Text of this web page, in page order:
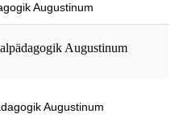
Augustinum
Augustinum